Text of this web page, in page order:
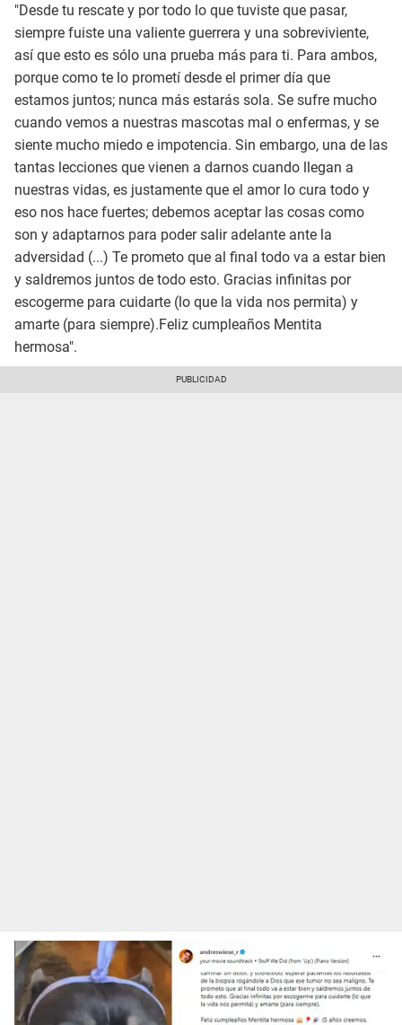
"Desde tu rescate y por todo lo que tuviste que pasar,
siempre fuiste una valiente guerrera y una sobreviviente,
así que esto es sólo una prueba más para ti. Para ambos,
porque como te lo prometí desde el primer día que
estamos juntos; nunca más estarás sola. Se sufre mucho
cuando vemos a nuestras mascotas mal o enfermas, y se
siente mucho miedo e impotencia. Sin embargo, una de las
tantas lecciones que vienen a darnos cuando llegan a
nuestras vidas, es justamente que el amor lo cura todo y
eso nos hace fuertes; debemos aceptar las cosas como
son y adaptarnos para poder salir adelante ante la
adversidad (...) Te prometo que al final todo va a estar bien
y saldremos juntos de todo esto. Gracias infinitas por
escogerme para cuidarte (lo que la vida nos permita) y
amarte (para siempre).Feliz cumpleaños Mentita
hermosa".